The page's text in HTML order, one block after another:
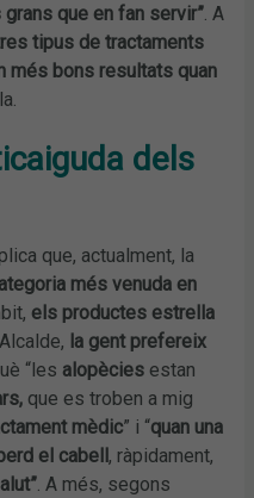
que en fan servir” . A
tipus de tractaments
més bons resultats quan
dels
que, actualment, la
més venuda en
els productes estrella
la gent prefereix
“les alopècies estan
que es troben a mig
mèdic” i “quan una
el cabell, ràpidament,
. A més, segons